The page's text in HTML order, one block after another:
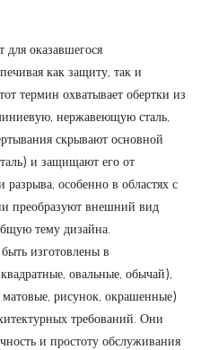
для оказавшегося
как защиту, так и
термин охватывает обертки из
нержавеющую сталь,
скрывают основной
и защищают его от
особенно в областях с
преобразуют внешний вид
тему дизайна.
изготовлены в
овальные, обычай),
рисунок, окрашенные)
требований. Они
и простоту обслуживания